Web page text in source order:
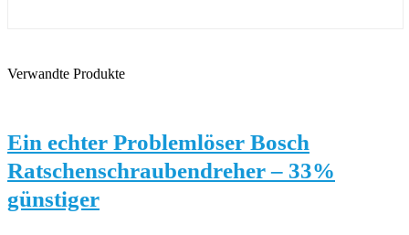
Verwandte Produkte
Ein echter Problemlöser Bosch
Ratschenschraubendreher – 33%
günstiger